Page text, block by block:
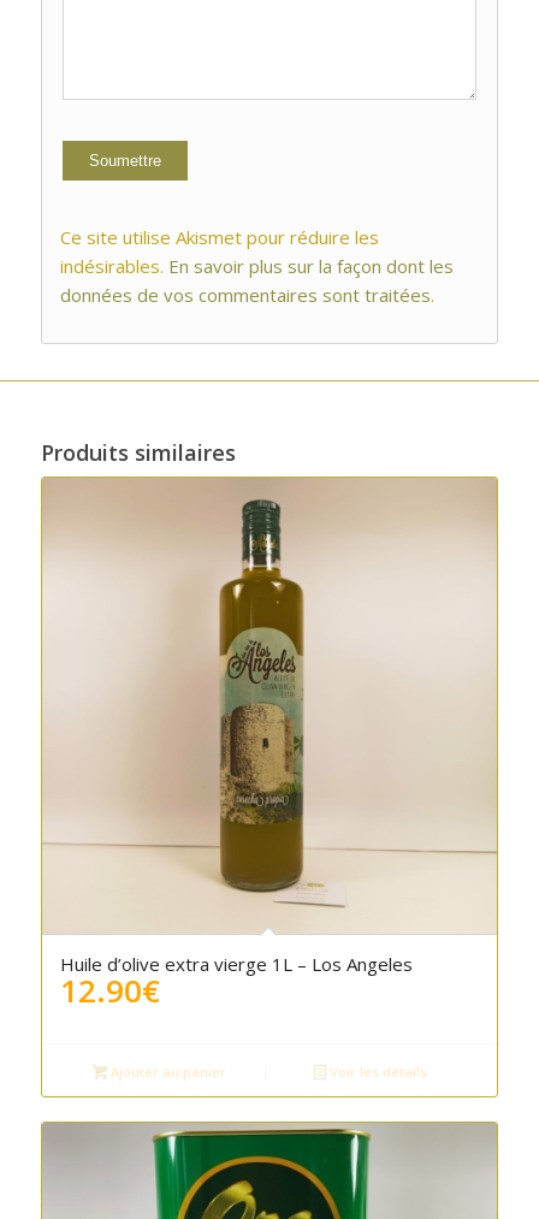
Ce site utilise Akismet pour réduire les
indésirables. En savoir plus sur la façon dont les
données de vos commentaires sont traitées.
Produits similaires
Huile d’olive extra vierge 1L – Los Angeles
12.90€
Ajouter au panier Voir les détails